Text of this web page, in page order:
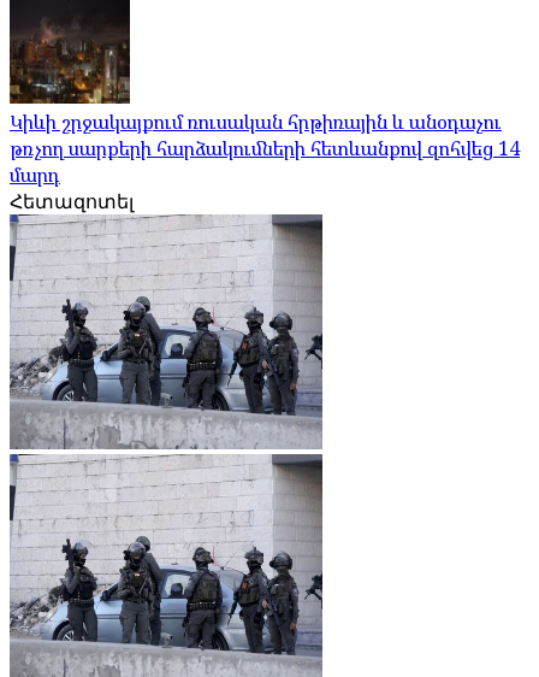
Կիևի շրջակայքում ռուսական հրթիռային և անօդաչու
թռչող սարքերի հարձակումների հետևանքով զոհվեց 14
մարդ
Հետազոտել